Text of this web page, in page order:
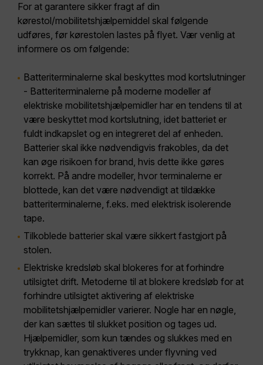
For at garantere sikker fragt af din
kørestol/mobilitetshjælpemiddel skal følgende
udføres, før kørestolen lastes på flyet. Vær venlig at
informere os om følgende:
Batteriterminalerne skal beskyttes mod kortslutninger
- Batteriterminalerne på moderne modeller af
elektriske mobilitetshjælpemidler har en tendens til at
være beskyttet mod kortslutning, idet batteriet er
fuldt indkapslet og en integreret del af enheden.
Batterier skal ikke nødvendigvis frakobles, da det
kan øge risikoen for brand, hvis dette ikke gøres
korrekt. På andre modeller, hvor terminalerne er
blottede, kan det være nødvendigt at tildække
batteriterminalerne, f.eks. med elektrisk isolerende
tape.
Tilkoblede batterier skal være sikkert fastgjort på
stolen.
Elektriske kredsløb skal blokeres for at forhindre
utilsigtet drift. Metoderne til at blokere kredsløb for at
forhindre utilsigtet aktivering af elektriske
mobilitetshjælpemidler varierer. Nogle har en nøgle,
der kan sættes til slukket position og tages ud.
Hjælpemidler, som kun tændes og slukkes med en
trykknap, kan genaktiveres under flyvning ved